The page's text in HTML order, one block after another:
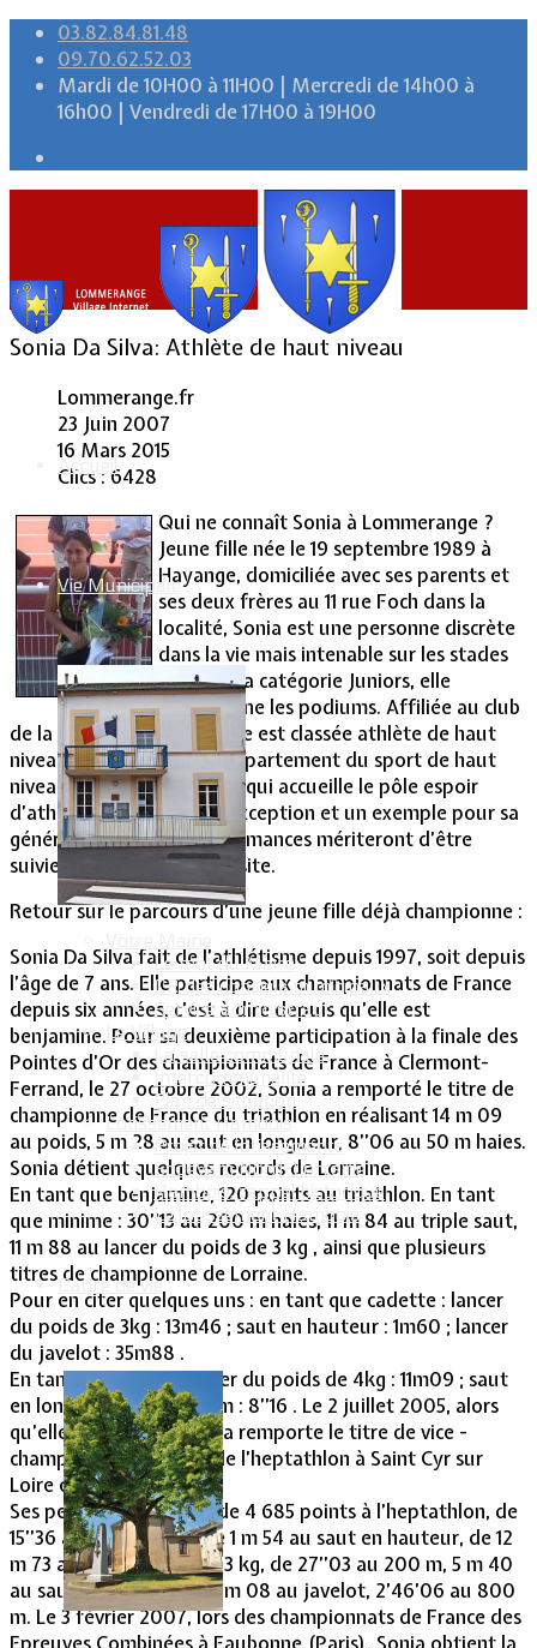
03.82.84.81.48
09.70.62.52.03
Mardi de 10H00 à 11H00 | Mercredi de 14h00 à
16h00 | Vendredi de 17H00 à 19H00
Accueil
Vie Municipale
Le mot du Maire
CR des conseils municipaux
Service administratif
Le Village
La salle communale
Intercommunalité
Plan de situation
Lotissement Hambois
Projet de lotissements
Sodevam Nord-Lorraine
Hambois, rappel historique
Le lotissement Hambois
Cadre de vie
Sonia Da Silva: Athlète de haut niveau
Lommerange.fr
23 Juin 2007
16 Mars 2015
Clics : 6428
Qui ne connaît Sonia à Lommerange ?
Jeune fille née le 19 septembre 1989 à
Hayange, domiciliée avec ses parents et
ses deux frères au 11 rue Foch dans la
localité, Sonia est une personne discrète
dans la vie mais intenable sur les stades
où, dans la catégorie Juniors, elle
collectionne les podiums. Affiliée au club
de la JS Audun le Tiche, elle est classée athlète de haut
niveau et fait partie du département du sport de haut
niveau du Creps de Nancy qui accueille le pôle espoir
d’athlétisme. Sonia, une exception et un exemple pour sa
génération dont les performances mériteront d’être
suivies et signalées sur ce site.
Retour sur le parcours d’une jeune fille déjà championne :
Sonia Da Silva fait de l’athlétisme depuis 1997, soit depuis
l’âge de 7 ans. Elle participe aux championnats de France
depuis six années, c’est à dire depuis qu’elle est
benjamine. Pour sa deuxième participation à la finale des
Pointes d’Or des championnats de France à Clermont-
Ferrand, le 27 octobre 2002, Sonia a remporté le titre de
championne de France du triathlon en réalisant 14 m 09
au poids, 5 m 28 au saut en longueur, 8’’06 au 50 m haies.
Sonia détient quelques records de Lorraine.
En tant que benjamine, 120 points au triathlon. En tant
que minime : 30’’13 au 200 m haies, 11 m 84 au triple saut,
11 m 88 au lancer du poids de 3 kg , ainsi que plusieurs
titres de championne de Lorraine.
Pour en citer quelques uns : en tant que cadette : lancer
du poids de 3kg : 13m46 ; saut en hauteur : 1m60 ; lancer
du javelot : 35m88 .
En tant que junior : lancer du poids de 4kg : 11m09 ; saut
en longueur : 5m37 ; 60m : 8’’16 . Le 2 juillet 2005, alors
qu’elle est cadette, Sonia remporte le titre de vice -
championne de France de l’heptathlon à Saint Cyr sur
Loire en Picardie.
Ses performances sont de 4 685 points à l’heptathlon, de
15’’36 au 100 m haies, de 1 m 54 au saut en hauteur, de 12
m 73 au lancer du poids 3 kg, de 27’’03 au 200 m, 5 m 40
au saut en longueur, 38 m 08 au javelot, 2’46’06 au 800
m. Le 3 février 2007, lors des championnats de France des